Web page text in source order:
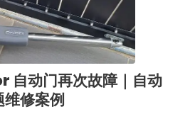
动门再次故障｜自动
维修案例